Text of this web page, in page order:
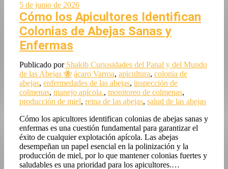
5 de junio de 2026
Cómo los Apicultores Identifican
Colonias de Abejas Sanas y
Enfermas
Publicado porShakib Curiosidades del Panal y del Mundo
de las Abejas 🐝 ácaro Varroa, apicultura, colonia de
abejas, enfermedades de las abejas, inspección de
colmenas, manejo apícola., monitoreo de colmenas,
producción de miel, reina de las abejas, salud de las abejas
Cómo los apicultores identifican colonias de abejas sanas y
enfermas es una cuestión fundamental para garantizar el
éxito de cualquier explotación apícola. Las abejas
desempeñan un papel esencial en la polinización y la
producción de miel, por lo que mantener colonias fuertes y
saludables es una prioridad para los apicultores.…